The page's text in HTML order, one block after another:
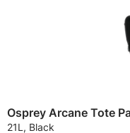
Osprey Arcane Tote
21L, Black